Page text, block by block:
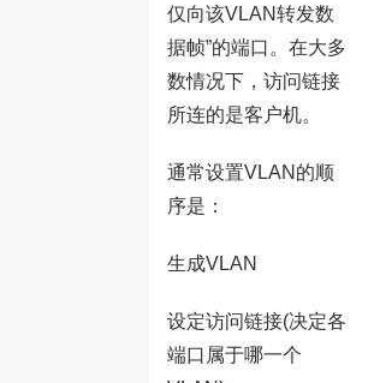
仅向该VLAN转发数
据帧”的端口。在大多
数情况下，访问链接
所连的是客户机。
通常设置VLAN的顺
序是：
生成VLAN
设定访问链接(决定各
端口属于哪一个